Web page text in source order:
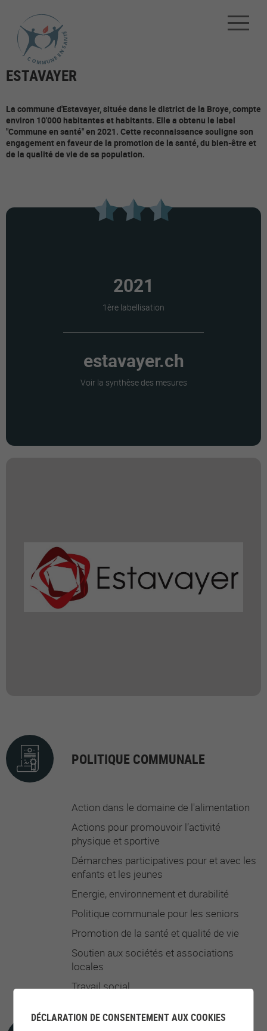
ESTAVAYER
La commune d'Estavayer, située dans le district de la Broye, compte
environ 10'000 habitantes et habitants. Elle a obtenu le label
"Commune en santé" en 2021. Cette reconnaissance souligne son
engagement en faveur de la promotion de la santé, du bien-être et
de la qualité de vie de sa population.
2021
1ère labellisation
estavayer.ch
Voir la synthèse des mesures
POLITIQUE COMMUNALE
Action dans le domaine de l'alimentation
Actions pour promouvoir l’activité
physique et sportive
Démarches participatives pour et avec les
enfants et les jeunes
Energie, environnement et durabilité
Politique communale pour les seniors
Promotion de la santé et qualité de vie
Soutien aux sociétés et associations
locales
Travail social
DÉCLARATION DE CONSENTEMENT AUX COOKIES